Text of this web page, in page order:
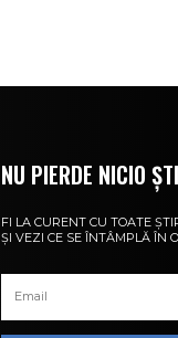
NU PIERDE NICIO
FI LA CURENT CU TOATE
ȘI VEZI CE SE ÎNTÂMPLĂ ÎN